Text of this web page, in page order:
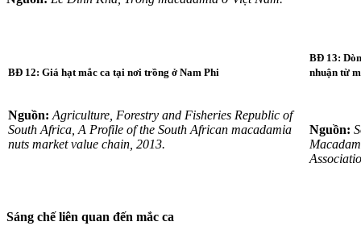
BĐ 12: Giá hạt mắc ca tại nơi trồng ở Nam Phi
Nguồn: Agriculture, Forestry and Fisheries Republic of
South Africa, A Profile of the South African macadamia
nuts market value chain, 2013.
BĐ 13:
nhuận từ
Nguồn:
Sáng chế liên quan đến mắc ca